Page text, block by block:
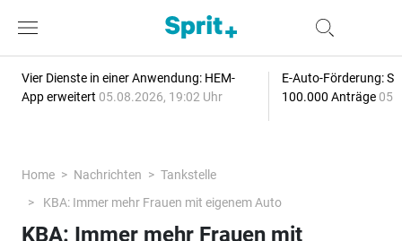
Vier Dienste in einer Anwendung: HEM-
App erweitert 05.08.2026, 19:02 Uhr
E-Auto-Förderung:
100.000 Anträge
Home Nachrichten
Tankstelle
KBA: Immer mehr Frauen mit eigenem Auto
KBA: Immer mehr Frauen mit